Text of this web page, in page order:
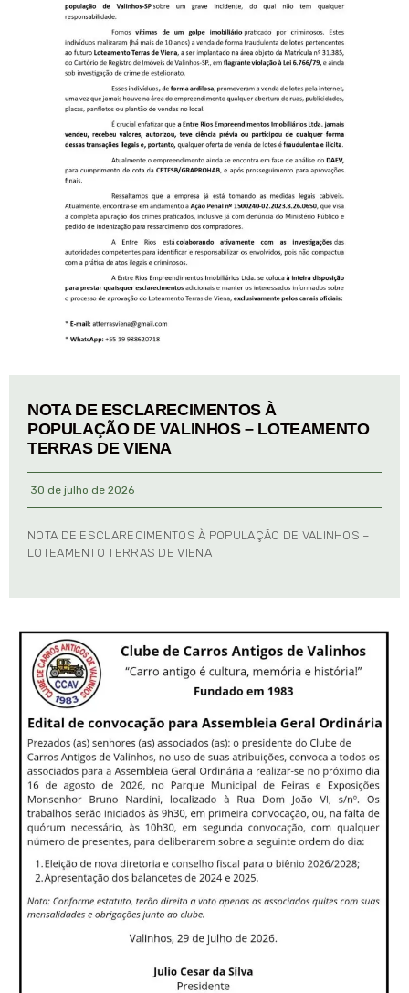
NOTA DE ESCLARECIMENTOS À
POPULAÇÃO DE VALINHOS – LOTEAMENTO
TERRAS DE VIENA
30 de julho de 2026
NOTA DE ESCLARECIMENTOS À POPULAÇÃO DE VALINHOS –
LOTEAMENTO TERRAS DE VIENA